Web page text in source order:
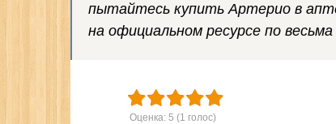
пытайтесь купить Артерио в
на официальном ресурсе по
Оценка: 5 (1 голос)